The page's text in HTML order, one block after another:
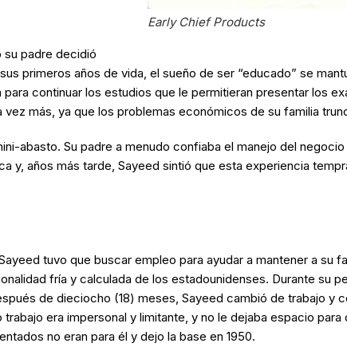
Early Chief Products
su padre decidió
primeros años de vida, el sueño de ser “educado” se
continuar los estudios que le permitieran presentar los
más, ya que los problemas económicos de su familia
abasto. Su padre a menudo confiaba el manejo del
y, años más tarde, Sayeed sintió que esta experiencia
tuvo que buscar empleo para ayudar a mantener a su
fría y calculada de los estadounidenses. Durante su
de dieciocho (18) meses, Sayeed cambió de trabajo y
era impersonal y limitante, y no le dejaba espacio para
no eran para él y dejo la base en 1950.